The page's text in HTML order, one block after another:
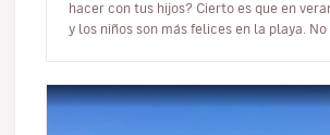
hacer con tus hijos? Cierto es que en
y los niños son más felices en la playa.